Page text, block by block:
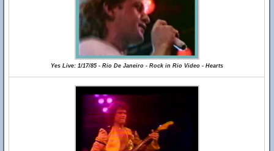
Yes Live: 1/17/85 - Rio De Janeiro - Rock in Rio Video - Hearts